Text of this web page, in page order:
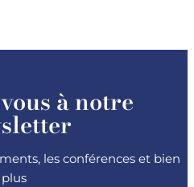
à notre
les conférences et bien
plus